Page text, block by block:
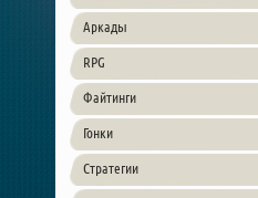
Аркады
RPG
Файтинги
Гонки
Стратегии